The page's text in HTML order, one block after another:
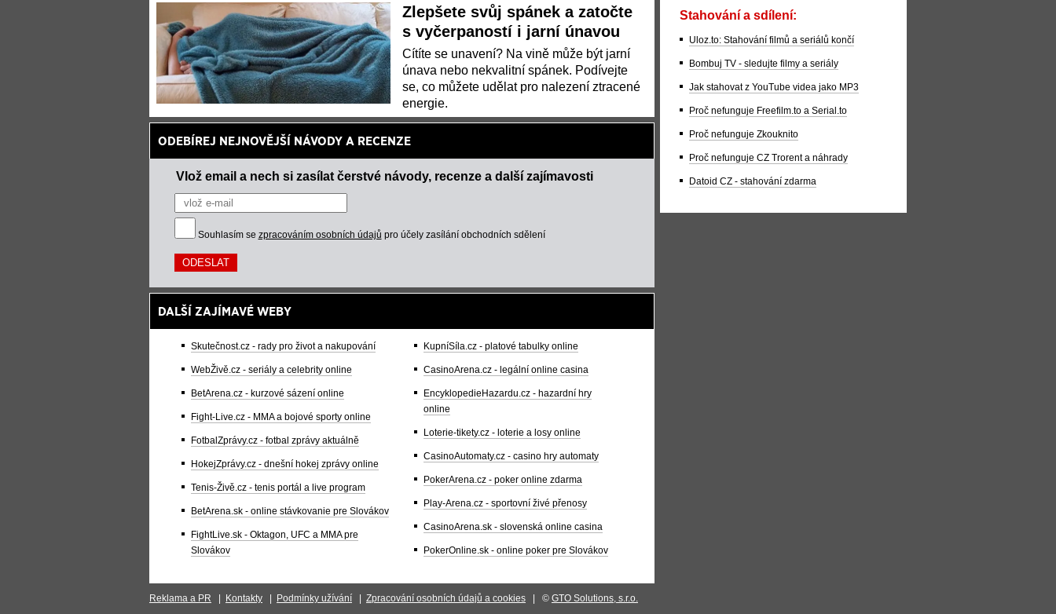
Zlepšete svůj spánek a zatočte
s vyčerpaností i jarní únavou
Cítíte se unavení? Na vině může být jarní
únava nebo nekvalitní spánek. Podívejte
se, co můžete udělat pro nalezení ztracené
energie.
ODEBÍREJ NEJNOVĚJŠÍ NÁVODY A RECENZE
Vlož email a nech si zasílat čerstvé návody, recenze a další zajímavosti
Souhlasím se zpracováním osobních údajů pro účely zasílání obchodních sdělení
DALŠÍ ZAJÍMAVÉ WEBY
Skutečnost.cz - rady pro život a nakupování
WebŽivě.cz - seriály a celebrity online
BetArena.cz - kurzové sázení online
Fight-Live.cz - MMA a bojové sporty online
FotbalZprávy.cz - fotbal zprávy aktuálně
HokejZprávy.cz - dnešní hokej zprávy online
Tenis-Živě.cz - tenis portál a live program
BetArena.sk - online stávkovanie pre Slovákov
FightLive.sk - Oktagon, UFC a MMA pre
Slovákov
KupníSíla.cz - platové tabulky online
CasinoArena.cz - legální online casina
EncyklopedieHazardu.cz - hazardní hry
online
Loterie-tikety.cz - loterie a losy online
CasinoAutomaty.cz - casino hry automaty
PokerArena.cz - poker online zdarma
Play-Arena.cz - sportovní živé přenosy
CasinoArena.sk - slovenská online casina
PokerOnline.sk - online poker pre Slovákov
Stahování a sdílení:
Uloz.to: Stahování filmů a seriálů končí
Bombuj TV - sledujte filmy a seriály
Jak stahovat z YouTube videa jako MP3
Proč nefunguje Freefilm.to a Serial.to
Proč nefunguje Zkouknito
Proč nefunguje CZ Trorent a náhrady
Datoid CZ - stahování zdarma
Reklama a PR Kontakty Podmínky užívání Zpracování osobních údajů a cookies | © GTO Solutions, s.r.o.